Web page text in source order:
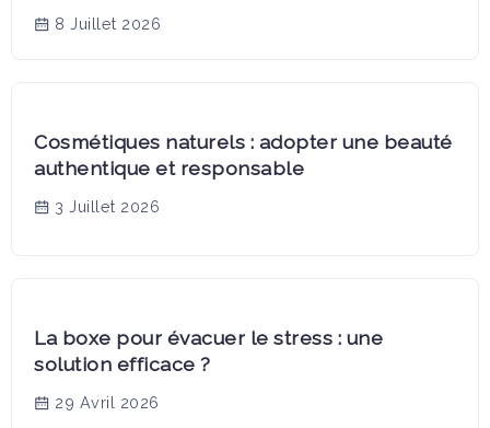
8 Juillet 2026
Cosmétiques naturels : adopter une beauté
authentique et responsable
3 Juillet 2026
La boxe pour évacuer le stress : une
solution efficace ?
29 Avril 2026